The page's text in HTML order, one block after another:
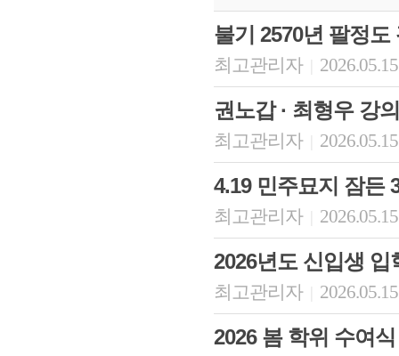
불기 2570년 팔정
최고관리자
권노갑 · 최형우 강
최고관리자
4.19 민주묘지 잠든
최고관리자
2026년도 신입생 입
최고관리자
2026 봄 학위 수여식